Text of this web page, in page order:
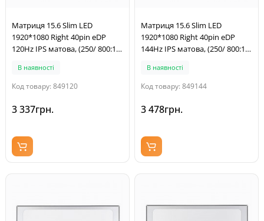
Матриця 15.6 Slim LED
1920*1080 Right 40pin eDP
120Hz IPS матова, (250/ 800:1/
В наявності
Код товару: 849120
3 337грн.
Матриця 15.6 Slim LED
1920*1080 Right 40pin eDP
144Hz IPS матова, (250/ 800:1/
В наявності
Код товару: 849144
3 478грн.